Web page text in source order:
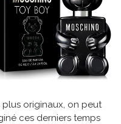
originaux, on peut
ces derniers temps